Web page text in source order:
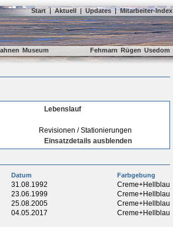
Start | Aktuell | Updates | Mitarbeiter-Index
Museum Fehmarn Rügen Usedom
Lebenslauf
Revisionen / Stationierungen
Einsatzdetails ausblenden
Datum Farbgebung
31.08.1992
Creme+Hellblau
23.06.1999
Creme+Hellblau
25.08.2005
Creme+Hellblau
04.05.2017 Creme+Hellblau